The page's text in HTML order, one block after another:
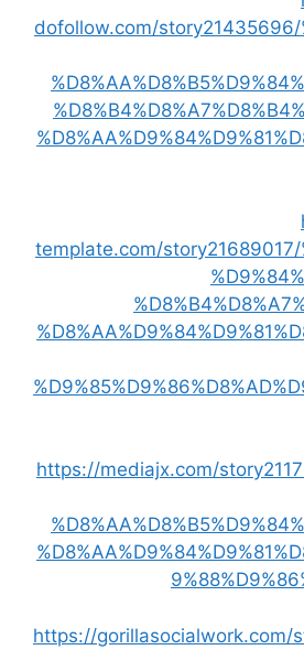
dofollow.com/story21435696/
template.com/story21689017/
https://mediajx.com/
https://gorillasocialwork.com/